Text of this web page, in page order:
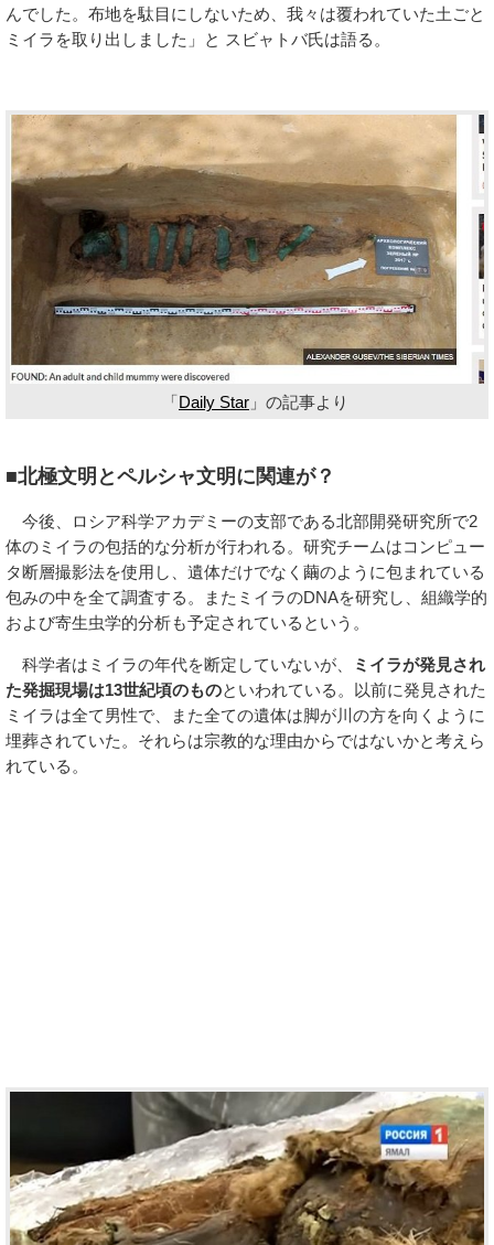
んでした。布地を駄目にしないため、我々は覆われていた土ごと
ミイラを取り出しました」と スビャトバ氏は語る。
「Daily Star 」の記事より
■北極文明とペルシャ文明に関連が？
今後、ロシア科学アカデミーの支部である北部開発研究所で2
体のミイラの包括的な分析が行われる。研究チームはコンピュー
タ断層撮影法を使用し、遺体だけでなく繭のように包まれている
包みの中を全て調査する。またミイラのDNAを研究し、組織学的
および寄生虫学的分析も予定されているという。
科学者はミイラの年代を断定していないが、
ミイラが発見され
た発掘現場は13世紀頃のものといわれている。以前に発見された
ミイラは全て男性で、また全ての遺体は脚が川の方を向くように
埋葬されていた。それらは宗教的な理由からではないかと考えら
れている。